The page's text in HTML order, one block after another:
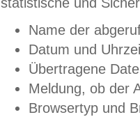
Name der
Datum und
Übertragene
Meldung, ob der
Browsertyp und